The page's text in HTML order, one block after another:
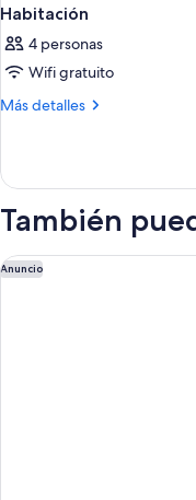
Habitación
4 personas
Wifi gratuito
Más detalles
Más
También
Anuncio
Barceló Margaritas